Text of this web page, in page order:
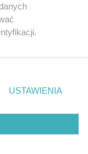
prywatności
zgody
takiemu
tylko
USTAWIENIA